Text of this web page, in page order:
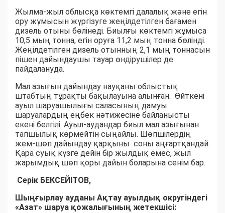
Жылма-жыл облысқа көктемгі далалық және егін
ору жұмысын жүргізуге жеңілдетілген бағамен
дизель отыны бөлінеді. Биылғы көктемгі жұмыса
10,5 мың тонна, егін оруға 11,2 мың тонна бөлінді.
Жеңілдетілген дизель отынның 2,1 мың тоннасын
пішен дайындаушы тауар өндірушілер де
пайдалануда.
Мал азығын дайындау науқаны облыстық
штабтың тұрақты бақылауына алынған. Өйткені
ауыл шаруашылығы саласының дамуы
шаруалардың еңбек нәтижесіне байланысты
екені белгілі. Ауыл-аудандар биыл мал азығынан
тапшылық көрмейтін сыңайлы. Шөпшілердің
жем-шөп дайындау қарқыны соны аңғартқандай.
Қара суық күзге дейін бір жылдық емес, жыл
жарымдық шөп қоры дайын боларына сенім бар.
Серік БЕКСЕЙІТОВ,
Шыңғырлау ауданы Ақтау ауылдық округіндегі
«Азат» шаруа қожалығының жетекшісі: